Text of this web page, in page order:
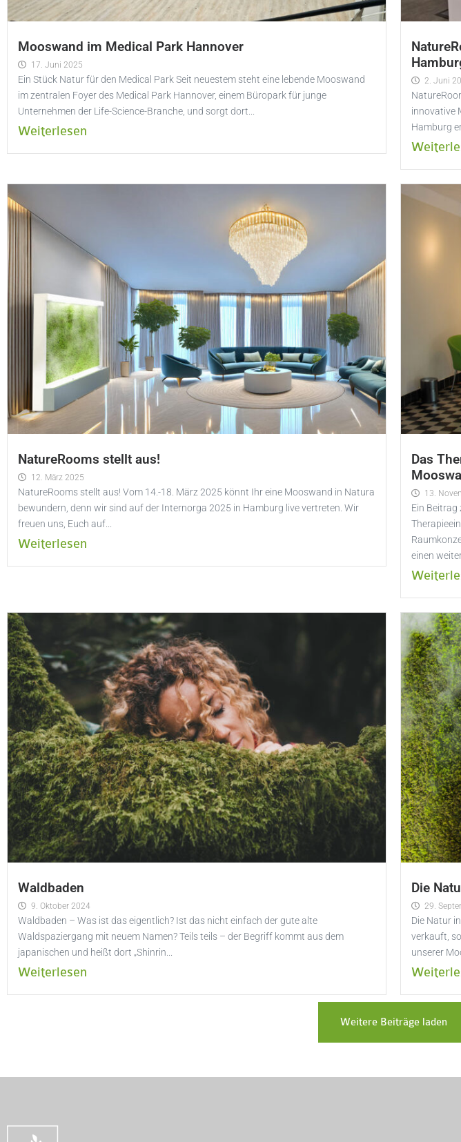
Mooswand im Medical Park Hannover
17. Juni 2025
Ein Stück Natur für den Medical Park Seit neuestem steht eine lebende Mooswand
im zentralen Foyer des Medical Park Hannover, einem Büropark für junge
Unternehmen der Life-Science-Branche, und sorgt dort...
Weiterlesen
2. Juni
innovative
Hamburg
NatureRooms stellt aus!
12. März 2025
NatureRooms stellt aus! Vom 14.-18. März 2025 könnt Ihr eine Mooswand in Natura
bewundern, denn wir sind auf der Internorga 2025 in Hamburg live vertreten. Wir
freuen uns, Euch auf...
Weiterlesen
Das
13.
Ein Beitrag
einen
Waldbaden
9. Oktober 2024
Waldbaden – Was ist das eigentlich? Ist das nicht einfach der gute alte
Waldspaziergang mit neuem Namen? Teils teils – der Begriff kommt aus dem
japanischen und heißt dort „Shinrin...
Weiterlesen
Die
29.
Die Natur
verkauft,
unserer
Weitere Beiträge laden